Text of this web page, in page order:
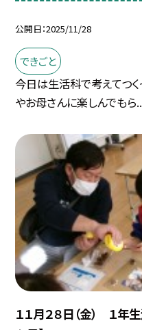
公開日 2025/11/28
できごと
今日は生活科で考えてつく
やお母さんに楽しんでもら
１１月２８日（金） １年